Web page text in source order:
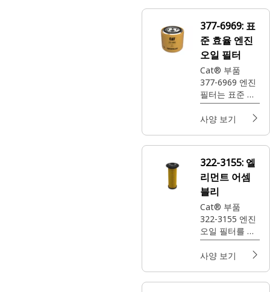
377-6969: 표
준 효율 엔진
오일 필터
Cat® 부품
377-6969 엔진
필터는 표준 효
율의 여과 성능
을 제공하여 장
호하고 원활한
도록 돕습니다.
사양 보기
322-3155: 엘
리먼트 어셈
블리
Cat® 부품
322-3155 엔진
오일 필터를 구
매해 보세요. 이
필터는 표준 효
을 제공하여 장
사양 보기